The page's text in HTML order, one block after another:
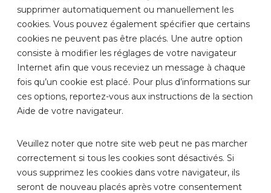
supprimer automatiquement ou manuellement les
cookies. Vous pouvez également spécifier que certains
cookies ne peuvent pas être placés. Une autre option
consiste à modifier les réglages de votre navigateur
Internet afin que vous receviez un message à chaque
fois qu’un cookie est placé. Pour plus d’informations sur
ces options, reportez-vous aux instructions de la section
Aide de votre navigateur.
Veuillez noter que notre site web peut ne pas marcher
correctement si tous les cookies sont désactivés. Si
vous supprimez les cookies dans votre navigateur, ils
seront de nouveau placés après votre consentement